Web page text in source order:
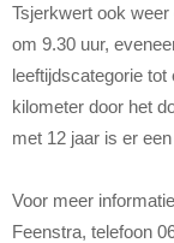
Tsjerkwert ook
om 9.30 uur,
leeftijdscategorie
kilometer door het
met 12 jaar is er
Voor meer
Feenstra, telefoon